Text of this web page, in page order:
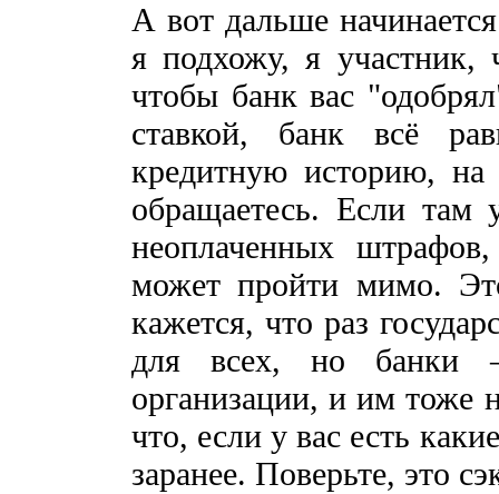
А вот дальше
я подхожу, я
чтобы банк вас
ставкой, банк всё
кредитную историю,
обращаетесь. Если
неоплаченных
может пройти мимо.
кажется, что раз
для всех, но банки –
организации, и им тоже
что, если у вас есть
заранее. Поверьте, это